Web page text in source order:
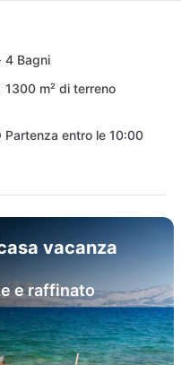
4 Bagni
1300 m² di terreno
Partenza entro le 10:00
vacanza
e raffinato